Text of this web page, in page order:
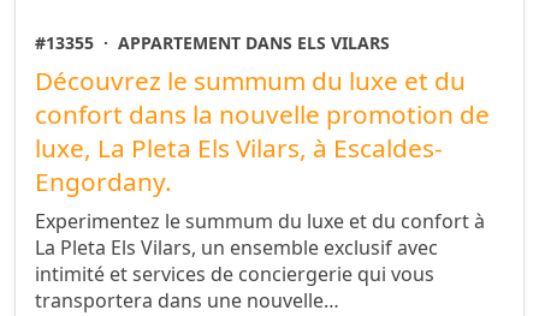
#13355 · APPARTEMENT DANS ELS VILARS
Découvrez le summum du luxe et du
confort dans la nouvelle promotion de
luxe, La Pleta Els Vilars, à Escaldes-
Engordany.
Experimentez le summum du luxe et du confort à
La Pleta Els Vilars, un ensemble exclusif avec
intimité et services de conciergerie qui vous
transportera dans une nouvelle…